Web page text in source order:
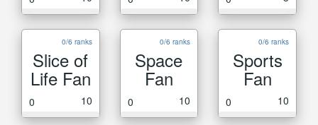
0/6 ranks
Slice of
Life Fan
0 10
0/6 ranks
Space
Fan
0 10
0/6 ranks
Sports
Fan
0 10